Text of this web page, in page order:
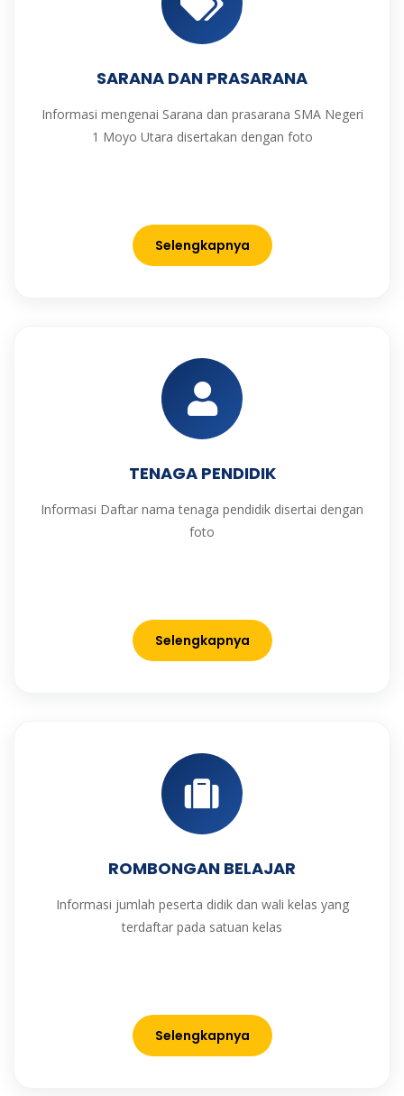
SARANA DAN PRASARANA
Informasi mengenai Sarana dan prasarana SMA Negeri
1 Moyo Utara disertakan dengan foto
Selengkapnya
TENAGA PENDIDIK
Informasi Daftar nama tenaga pendidik disertai dengan
foto
Selengkapnya
ROMBONGAN BELAJAR
Informasi jumlah peserta didik dan wali kelas yang
terdaftar pada satuan kelas
Selengkapnya